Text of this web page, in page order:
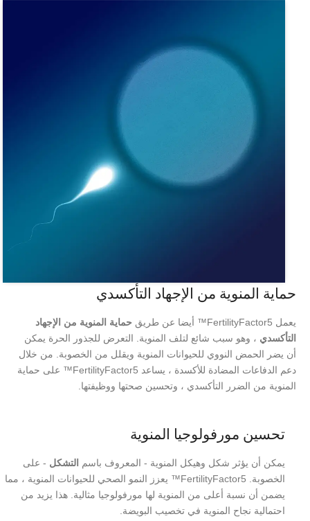
حماية المنوية من الإجهاد التأكسدي
يعمل FertilityFactor5™ أيضا عن طريق
حماية المنوية من الإجهاد
التأكسدي ، وهو سبب شائع لتلف المنوية. التعرض للجذور الحرة يمكن
أن يضر الحمض النووي للحيوانات المنوية ويقلل من الخصوبة. من خلال
دعم الدفاعات المضادة للأكسدة ، يساعد FertilityFactor5™ على حماية
المنوية من الضرر التأكسدي ، وتحسين صحتها ووظيفتها.
تحسين مورفولوجيا المنوية
يمكن أن يؤثر شكل وهيكل المنوية - المعروف باسم التشكل - على
الخصوبة. FertilityFactor5™ يعزز النمو الصحي للحيوانات المنوية ، مما
يضمن أن نسبة أعلى من المنوية لها مورفولوجيا مثالية. هذا يزيد من
احتمالية نجاح المنوية في تخصيب البويضة.